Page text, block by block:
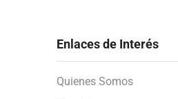
Enlaces de Interés
Quienes Somos